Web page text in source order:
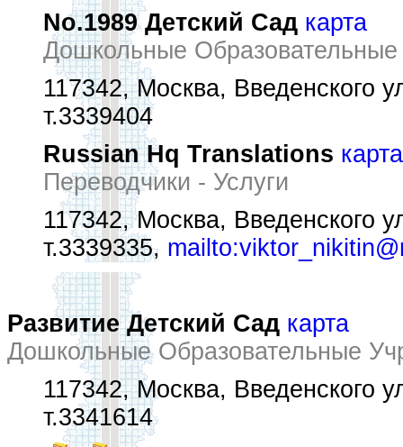
No.1989 Детский Сад карта
Дошкольные
117342, Москва, Введенского
т.3339404
Russian Hq Translations карта
Переводчики - Услуги
117342, Москва, Введенского
т.3339335,
Развитие Детский Сад карта
Дошкольные Образовательные
117342, Москва, Введенского
т.3341614